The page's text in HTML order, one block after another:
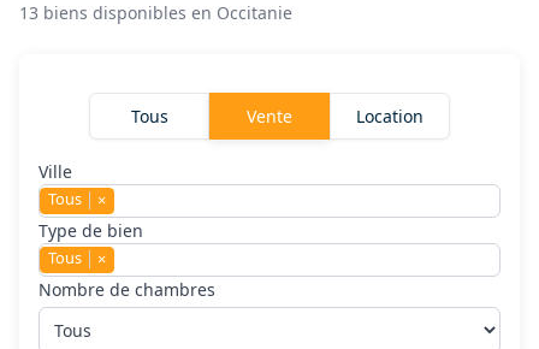
13 biens disponibles en Occitanie
Tous Vente Location
Ville
Tous ×
Type de bien
Tous ×
Nombre de chambres